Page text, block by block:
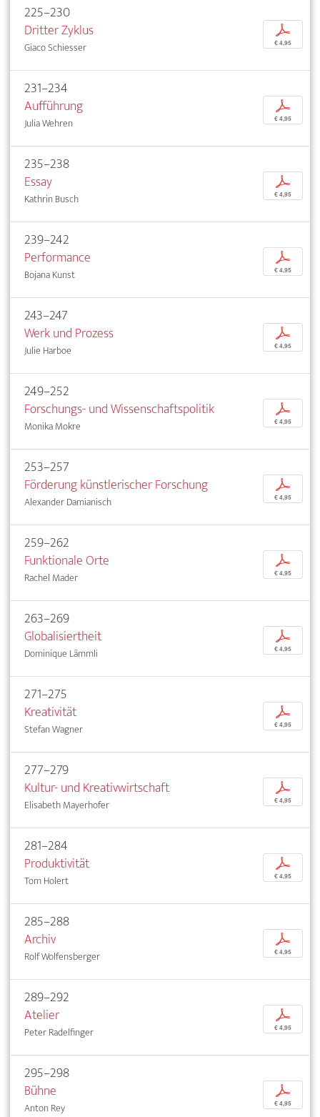
225–230
Dritter Zyklus
Giaco Schiesser
p
€ 4,95
231–234
Aufführung
Julia Wehren
p
€ 4,95
235–238
Essay
Kathrin Busch
p
€ 4,95
239–242
Performance
Bojana Kunst
p
€ 4,95
243–247
Werk und Prozess
Julie Harboe
p
€ 4,95
249–252
Forschungs- und Wissenschaftspolitik
Monika Mokre
p
€ 4,95
253–257
Förderung künstlerischer Forschung
Alexander Damianisch
p
€ 4,95
259–262
Funktionale Orte
Rachel Mader
p
€ 4,95
263–269
Globalisiertheit
Dominique Lämmli
p
€ 4,95
271–275
Kreativität
Stefan Wagner
p
€ 4,95
277–279
Kultur- und Kreativwirtschaft
Elisabeth Mayerhofer
p
€ 4,95
281–284
Produktivität
Tom Holert
p
€ 4,95
285–288
Archiv
Rolf Wolfensberger
p
€ 4,95
289–292
Atelier
Peter Radelfinger
p
€ 4,95
295–298
Bühne
Anton Rey
p
€ 4,95